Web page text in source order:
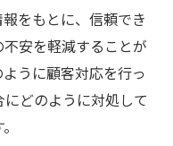
をもとに、信頼でき
安を軽減することが
うに顧客対応を行っ
どのように対処して